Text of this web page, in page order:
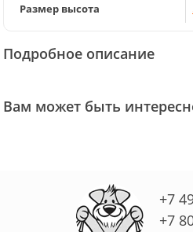
Размер высота
Подробное описание
Вам может быть
+7
+7